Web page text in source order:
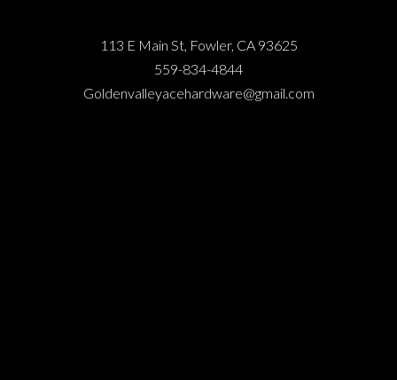
113 E Main St, Fowler, CA 93625
559-834-4844
Goldenvalleyacehardware@gmail.com